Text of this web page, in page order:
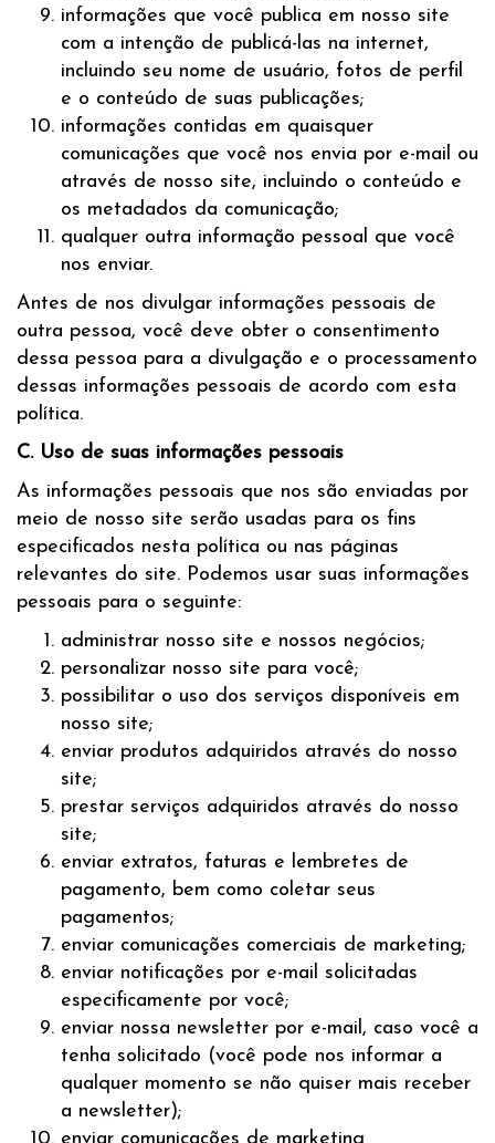
informações que você publica em nosso site
com a intenção de publicá-las na internet,
incluindo seu nome de usuário, fotos de perfil
e o conteúdo de suas publicações;
informações contidas em quaisquer
comunicações que você nos envia por e-mail ou
através de nosso site, incluindo o conteúdo e
os metadados da comunicação;
qualquer outra informação pessoal que você
nos enviar.
Antes de nos divulgar informações pessoais de
outra pessoa, você deve obter o consentimento
dessa pessoa para a divulgação e o processamento
dessas informações pessoais de acordo com esta
política.
C. Uso de suas informações pessoais
As informações pessoais que nos são enviadas por
meio de nosso site serão usadas para os fins
especificados nesta política ou nas páginas
relevantes do site. Podemos usar suas informações
pessoais para o seguinte:
administrar nosso site e nossos negócios;
personalizar nosso site para você;
possibilitar o uso dos serviços disponíveis em
nosso site;
enviar produtos adquiridos através do nosso
site;
prestar serviços adquiridos através do nosso
site;
enviar extratos, faturas e lembretes de
pagamento, bem como coletar seus
pagamentos;
enviar comunicações comerciais de marketing;
enviar notificações por e-mail solicitadas
especificamente por você;
enviar nossa newsletter por e-mail, caso você a
tenha solicitado (você pode nos informar a
qualquer momento se não quiser mais receber
a newsletter);